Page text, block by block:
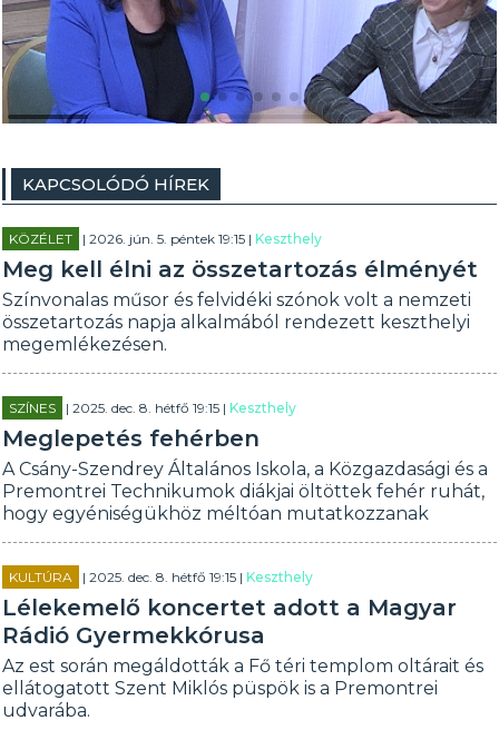
KAPCSOLÓDÓ HÍREK
KÖZÉLET | 2026. jún. 5. péntek 19:15 |Keszthely
Meg kell élni az összetartozás élményét
Színvonalas műsor és felvidéki szónok volt a nemzeti
összetartozás napja alkalmából rendezett keszthelyi
megemlékezésen.
SZÍNES | 2025. dec. 8. hétfő 19:15 |Keszthely
Meglepetés fehérben
A Csány-Szendrey Általános Iskola, a Közgazdasági és a
Premontrei Technikumok diákjai öltöttek fehér ruhát,
hogy egyéniségükhöz méltóan mutatkozzanak
KULTÚRA | 2025. dec. 8. hétfő 19:15 |Keszthely
Lélekemelő koncertet adott a Magyar
Rádió Gyermekkórusa
Az est során megáldották a Fő téri templom oltárait és
ellátogatott Szent Miklós püspök is a Premontrei
udvarába.